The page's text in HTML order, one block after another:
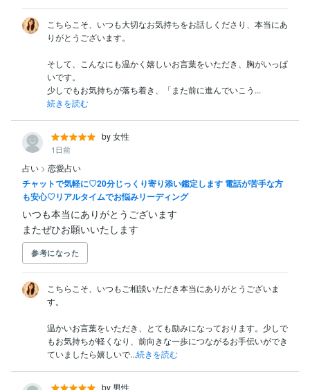
こちらこそ、いつも大切なお気持ちをお話しくださり、本当にあ
りがとうございます。
そして、こんなにも温かく嬉しいお言葉をいただき、胸がいっぱ
いです。
少しでもお気持ちが落ち着き、「また前に進んでいこう...
続きを読む
by 女性
1日前
占い > 恋愛占い
チャットで気軽に♡20分じっくり寄り添い鑑定します 電話が苦手な方
も安心♡リアルタイムでお悩みリーディング
いつも本当にありがとうございます
またぜひお願いいたします
参考になった
こちらこそ、いつもご相談いただき本当にありがとうございま
す。
温かいお言葉をいただき、とても励みになっております。少しで
もお気持ちが軽くなり、前向きな一歩につながるお手伝いができ
ていましたら嬉しいで...続きを読む
by 男性